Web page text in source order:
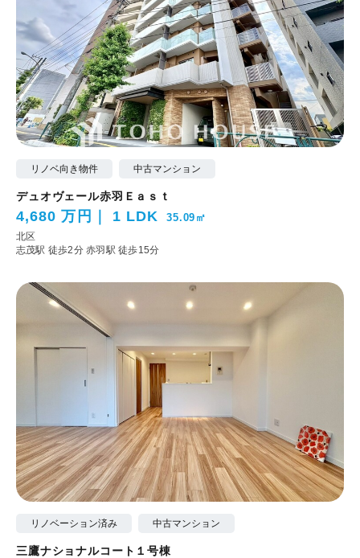
リノベ向き物件 中古マンション
デュオヴェール赤羽Ｅａｓｔ
4,680 万円 1 LDK 35.09㎡
北区
志茂駅 徒歩2分赤羽駅 徒歩15分
リノベーション済み 中古マンション
三鷹ナショナルコート１号棟